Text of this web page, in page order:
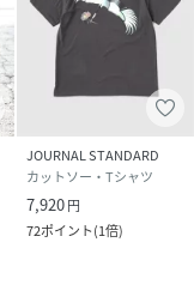
SA5234)
JOURNAL STANDARD
カットソー・Tシャツ
7,920円
72ポイント(1倍)